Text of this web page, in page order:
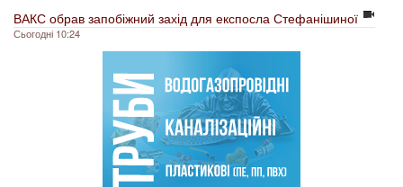
ВАКС обрав запобіжний захід для експосла Стефанішиної
Сьогодні 10:24